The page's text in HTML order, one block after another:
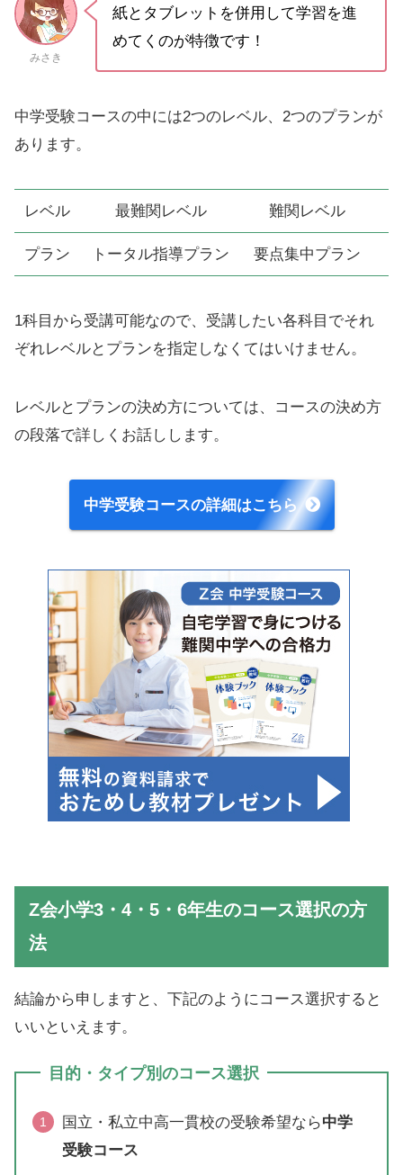
みさき
紙とタブレットを併用して学習を進
めてくのが特徴です！
中学受験コースの中には2つのレベル、2つのプランが
あります。
レベル 最難関レベル 難関レベル
プラン トータル指導プラン 要点集中プラン
1科目から受講可能なので、受講したい各科目でそれ
ぞれレベルとプランを指定しなくてはいけません。
レベルとプランの決め方については、コースの決め方
の段落で詳しくお話しします。
中学受験コースの詳細はこちら
Z会小学3・4・5・6年生のコース選択の方
法
結論から申しますと、下記のようにコース選択すると
いいといえます。
目的・タイプ別のコース選択
国立・私立中高一貫校の受験希望なら中学
受験コース